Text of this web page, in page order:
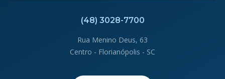
(48) 3028-7700
Rua Menino Deus, 63
Centro - Florianópolis - SC